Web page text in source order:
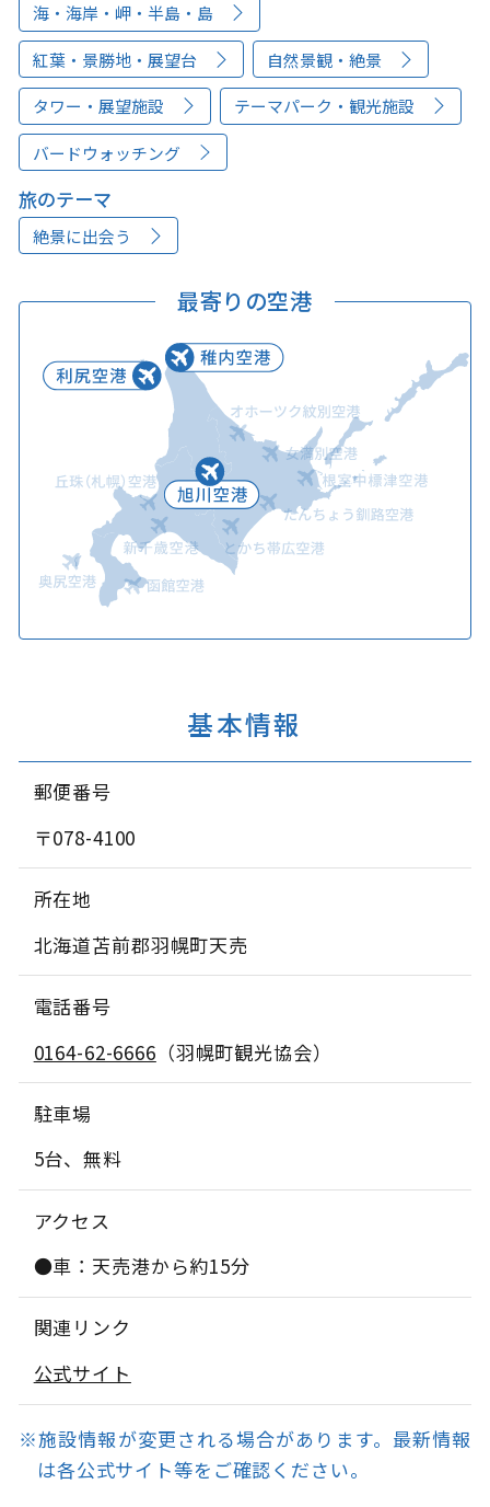
海・海岸・岬・半島・島
紅葉・景勝地・展望台 自然景観・絶景
タワー・展望施設 テーマパーク・観光施設
バードウォッチング
旅のテーマ
絶景に出会う
最寄りの空港
基本情報
郵便番号
〒078-4100
所在地
北海道苫前郡羽幌町天売
電話番号
0164-62-6666 （羽幌町観光協会）
駐車場
5台、無料
アクセス
●車：天売港から約15分
関連リンク
公式サイト
※施設情報が変更される場合があります。最新情報
は各公式サイト等をご確認ください。